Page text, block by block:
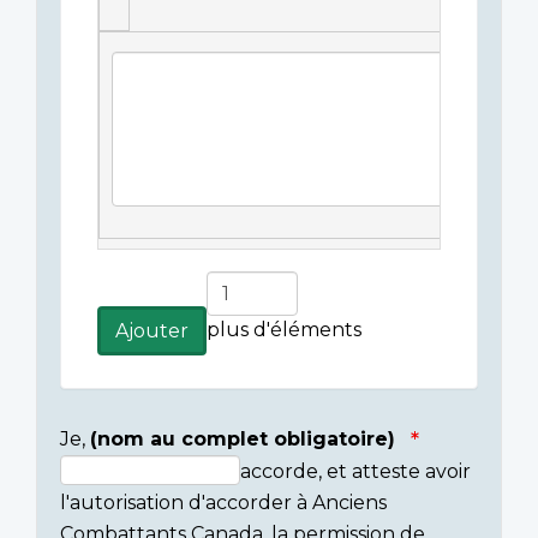
Ajouter
Ajouter
plus
d'éléments
plus d'éléments
Consent
section
Je, (nom au complet obligatoire)
accorde, et atteste avoir
l'autorisation d'accorder à Anciens